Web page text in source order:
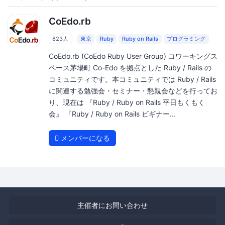
CoEdo.rb
823人 東京 Ruby Ruby on Rails プログラミング
CoEdo.rb (CoEdo Ruby User Group) コワーキングス
ペース茅場町 Co-Edo を拠点とした Ruby / Rails の
コミュニティです。本コミュニティでは Ruby / Rails
に関連する勉強会・セミナー・懇親会などを行ってお
り、現在は 『Ruby / Ruby on Rails 平日もくもく
会』 『Ruby / Ruby on Rails ビギナー...
メンバーになる
主催者にお問い合わせ